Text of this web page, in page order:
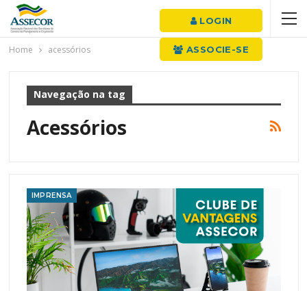
LOGIN
ASSOCIE-SE
Home acessórios
Navegação na tag
Acessórios
IMPRENSA